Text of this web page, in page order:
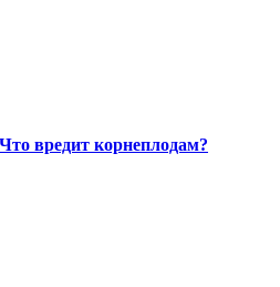
Что вредит корнеплодам?